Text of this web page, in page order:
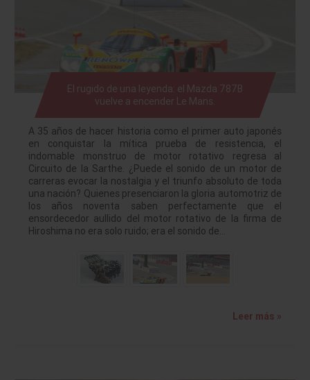
El rugido de una leyenda: el Mazda 787B
vuelve a encender Le Mans.
A 35 años de hacer historia como el primer auto japonés
en conquistar la mítica prueba de resistencia, el
indomable monstruo de motor rotativo regresa al
Circuito de la Sarthe. ¿Puede el sonido de un motor de
carreras evocar la nostalgia y el triunfo absoluto de toda
una nación? Quienes presenciaron la gloria automotriz de
los años noventa saben perfectamente que el
ensordecedor aullido del motor rotativo de la firma de
Hiroshima no era solo ruido; era el sonido de…
Leer más »